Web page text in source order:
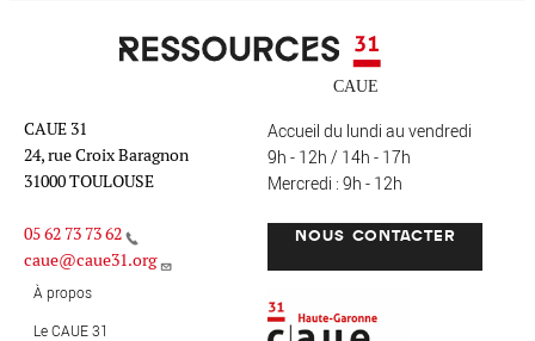
Ressources 31
CAUE 31
24, rue Croix Baragnon
31000 TOULOUSE
05 62 73 73 62
caue@caue31.org
Accueil du lundi au vendredi
9h - 12h / 14h - 17h
Mercredi : 9h - 12h
NOUS CONTACTER
À propos
Le CAUE 31